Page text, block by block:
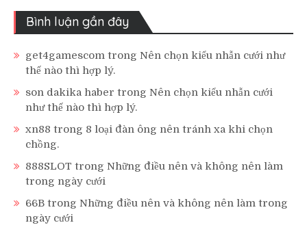
Bình luận gần đây
get4gamescom trong Nên chọn kiểu nhẫn cưới như
thế nào thì hợp lý.
son dakika haber trong Nên chọn kiểu nhẫn cưới
như thế nào thì hợp lý.
xn88 trong 8 loại đàn ông nên tránh xa khi chọn
chồng.
888SLOT trong Những điều nên và không nên làm
trong ngày cưới
66B trong Những điều nên và không nên làm trong
ngày cưới